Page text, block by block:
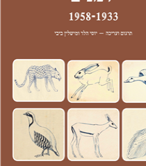
מחיר השקה
$35
$24